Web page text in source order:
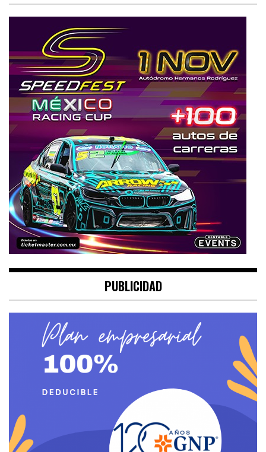
PUBLICIDAD